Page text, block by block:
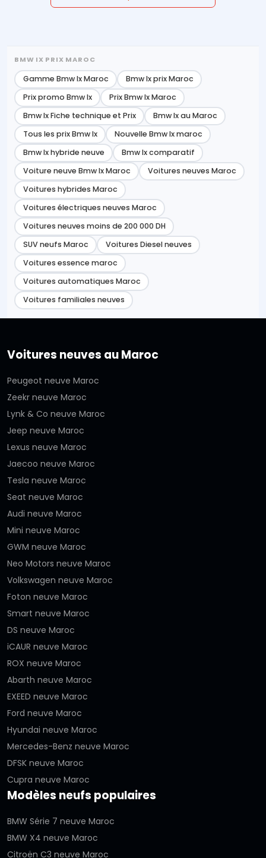
BMW IX PRIX MAROC
Gamme Bmw Ix Maroc
Bmw Ix prix Maroc
Prix promo Bmw Ix
Prix Bmw Ix Maroc
Bmw Ix Fiche technique et Prix
Bmw Ix au Maroc
Tous les prix Bmw Ix
Nouvelle Bmw Ix maroc
Bmw Ix hybride neuve
Bmw Ix comparatif
Voiture neuve Bmw Ix Maroc
Voitures neuves Maroc
Voitures hybrides Maroc
Voitures électriques neuves Maroc
Voitures neuves moins de 200 000 DH
SUV neufs Maroc
Voitures Diesel neuves
Voitures essence maroc
Voitures automatiques Maroc
Voitures familiales neuves
Voitures neuves au Maroc
Peugeot neuve Maroc
Zeekr neuve Maroc
Lynk & Co neuve Maroc
Jeep neuve Maroc
Lexus neuve Maroc
Jaecoo neuve Maroc
Tesla neuve Maroc
Seat neuve Maroc
Audi neuve Maroc
Mini neuve Maroc
GWM neuve Maroc
Neo Motors neuve Maroc
Volkswagen neuve Maroc
Foton neuve Maroc
Smart neuve Maroc
DS neuve Maroc
iCAUR neuve Maroc
ROX neuve Maroc
Abarth neuve Maroc
EXEED neuve Maroc
Ford neuve Maroc
Hyundai neuve Maroc
Mercedes-Benz neuve Maroc
DFSK neuve Maroc
Cupra neuve Maroc
Modèles neufs populaires
BMW Série 7 neuve Maroc
BMW X4 neuve Maroc
Citroën C3 neuve Maroc